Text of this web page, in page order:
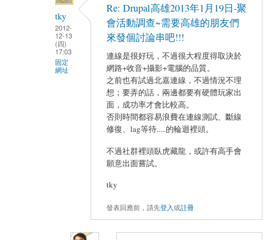
tky
2012-
12-13
(四)
17:03
固定
網址
Re: Drupal高雄2013年1月19日-聚
會活動調查~需要高雄的朋友們
來發個討論串吧!!!
連線是很好玩，不過很大程度得取決於
網路+收音+攝影+電腦的品質。
之前也有試過北嘉連線，不過情況不理
想；要弄的話，兩邊都要有硬體玩家出
面，成功率才會比較高。
否則時間都容易浪費在連線測試、斷線
修復、lag等待.....的輪迴裡頭。
不過社群裡頭臥虎藏龍，或許有高手會
願意出面嘗試。
tky
發表回應前，請先登入或註冊